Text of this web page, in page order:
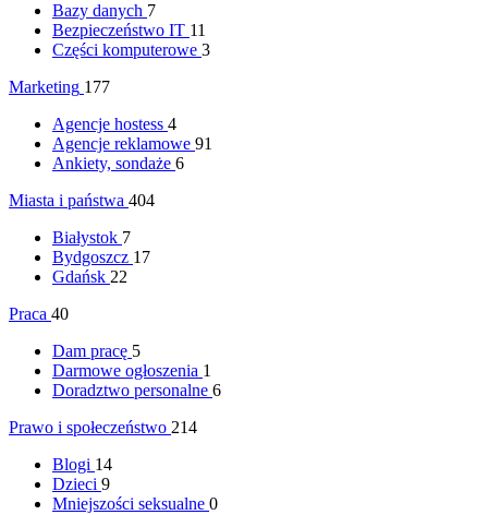
Bazy danych 7
Bezpieczeństwo IT 11
Części komputerowe 3
Marketing 177
Agencje hostess 4
Agencje reklamowe 91
Ankiety, sondaże 6
Miasta i państwa 404
Białystok 7
Bydgoszcz 17
Gdańsk 22
Praca 40
Dam pracę 5
Darmowe ogłoszenia 1
Doradztwo personalne 6
Prawo i społeczeństwo 214
Blogi 14
Dzieci 9
Mniejszości seksualne 0